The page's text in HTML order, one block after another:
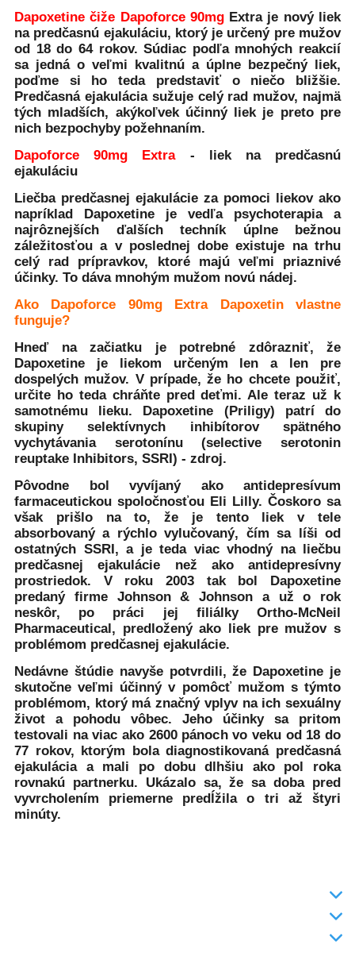
Dapoxetine čiže Dapoforce 90mgExtra je nový liek
na predčasnú ejakuláciu, ktorý je určený pre mužov
od 18 do 64 rokov. Súdiac podľa mnohých reakcií
sa jedná o veľmi kvalitnú a úplne bezpečný liek,
poďme si ho teda predstaviť o niečo bližšie.
Predčasná ejakulácia sužuje celý rad mužov, najmä
tých mladších, akýkoľvek účinný liek je preto pre
nich bezpochyby požehnaním.
Dapoforce 90mg Extra- liek na predčasnú
ejakuláciu
Liečba predčasnej ejakulácie za pomoci liekov ako
napríklad Dapoxetine je vedľa psychoterapia a
najrôznejších ďalších techník úplne bežnou
záležitosťou a v poslednej dobe existuje na trhu
celý rad prípravkov, ktoré majú veľmi priaznivé
účinky. To dáva mnohým mužom novú nádej.
Ako Dapoforce 90mg Extra Dapoxetin vlastne
funguje?
Hneď na začiatku je potrebné zdôrazniť, že
Dapoxetine je liekom určeným len a len pre
dospelých mužov. V prípade, že ho chcete použiť,
určite ho teda chráňte pred deťmi. Ale teraz už k
samotnému lieku. Dapoxetine (Priligy) patrí do
skupiny selektívnych inhibítorov spätného
vychytávania serotonínu (selective serotonin
reuptake Inhibitors, SSRI) - zdroj.
Pôvodne bol vyvíjaný ako antidepresívum
farmaceutickou spoločnosťou Eli Lilly. Čoskoro sa
však prišlo na to, že je tento liek v tele
absorbovaný a rýchlo vylučovaný, čím sa líši od
ostatných SSRI, a je teda viac vhodný na liečbu
predčasnej ejakulácie než ako antidepresívny
prostriedok. V roku 2003 tak bol Dapoxetine
predaný firme Johnson & Johnson a už o rok
neskôr, po práci jej filiálky Ortho-McNeil
Pharmaceutical, predložený ako liek pre mužov s
problémom predčasnej ejakulácie.
Nedávne štúdie navyše potvrdili, že Dapoxetine je
skutočne veľmi účinný v pomôcť mužom s týmto
problémom, ktorý má značný vplyv na ich sexuálny
život a pohodu vôbec. Jeho účinky sa pritom
testovali na viac ako 2600 pánoch vo veku od 18 do
77 rokov, ktorým bola diagnostikovaná predčasná
ejakulácia a mali po dobu dlhšiu ako pol roka
rovnakú partnerku. Ukázalo sa, že sa doba pred
vyvrcholením priemerne predĺžila o tri až štyri
minúty.